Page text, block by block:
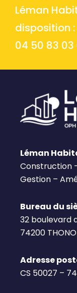
Léman
disposition :
04 50 83 03
Léman
Construction
Gestion –
Bureau du
32 boulevard
74200
Adresse
CS 50027 –